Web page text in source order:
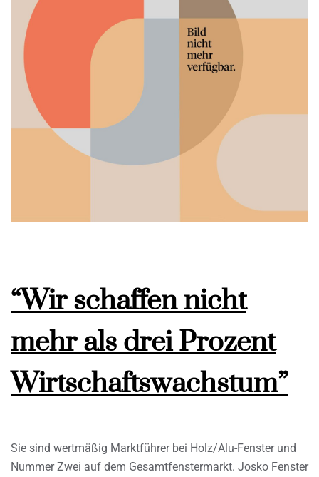
“Wir schaffen nicht
mehr als drei Prozent
Wirtschaftswachstum”
Sie sind wertmäßig Marktführer bei Holz/Alu-Fenster und
Nummer Zwei auf dem Gesamtfenstermarkt. Josko Fenster